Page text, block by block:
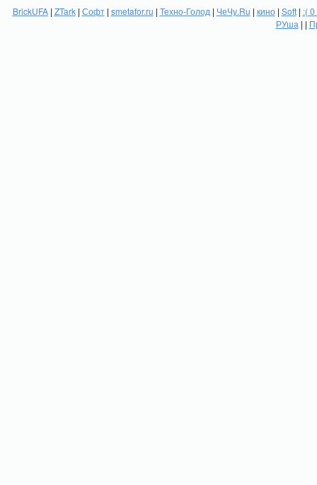
BrickUFA| ZTark| Софт| smetafor.ru | Техно-Голод | ЧеЧу.Ru | кино| Soft| :(
РУша | |